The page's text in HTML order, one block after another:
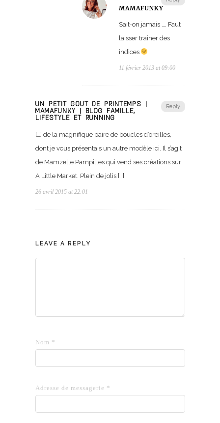
MAMAFUNKY
Sait-on jamais …. Faut
laisser trainer des
indices
11 février 2013 at 09:00
Reply
UN PETIT GOÛT DE PRINTEMPS |
MAMAFUNKY | BLOG FAMILLE,
LIFESTYLE ET RUNNING
[…] de la magnifique paire de boucles d’oreilles,
dont je vous présentais un autre modèle ici. Il s’agit
de Mamzelle Pampilles qui vend ses créations sur
A Little Market. Plein de jolis […]
26 avril 2015 at 22:01
LEAVE A REPLY
Nom *
Adresse de messagerie *